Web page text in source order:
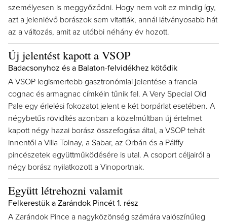
személyesen is meggyőződni. Hogy nem volt ez mindig így,
azt a jelenlévő borászok sem vitatták, annál látványosabb hát
az a változás, amit az utóbbi néhány év hozott.
Új jelentést kapott a VSOP
Badacsonyhoz és a Balaton-felvidékhez kötődik
A VSOP legismertebb gasztronómiai jelentése a francia
cognac és armagnac címkéin tűnik fel. A Very Special Old
Pale egy érlelési fokozatot jelent e két borpárlat esetében. A
négybetűs rövidítés azonban a közelmúltban új értelmet
kapott négy hazai borász összefogása által, a VSOP tehát
innentől a Villa Tolnay, a Sabar, az Orbán és a Pálffy
pincészetek együttműködésére is utal. A csoport céljairól a
négy borász nyilatkozott a Vinoportnak.
Együtt létrehozni valamit
Felkerestük a Zarándok Pincét 1. rész
A Zarándok Pince a nagyközönség számára valószínűleg